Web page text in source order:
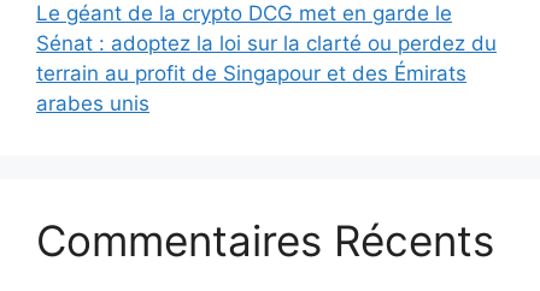
Le géant de la crypto DCG met en garde le
Sénat : adoptez la loi sur la clarté ou perdez du
terrain au profit de Singapour et des Émirats
arabes unis
Commentaires Récents